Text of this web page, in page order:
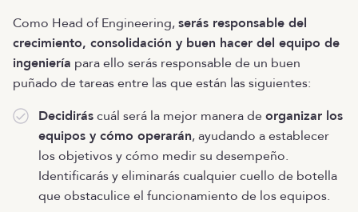
Como Head of Engineering,serás responsable del
crecimiento, consolidación y buen hacer del equipo de
ingeniería para ello serás responsable de un buen
puñado de tareas entre las que están las siguientes:
Decidiráscuál será la mejor manera deorganizar los
equipos y cómo operarán, ayudando a establecer
los objetivos y cómo medir su desempeño.
Identificarás y eliminarás cualquier cuello de botella
que obstaculice el funcionamiento de los equipos.